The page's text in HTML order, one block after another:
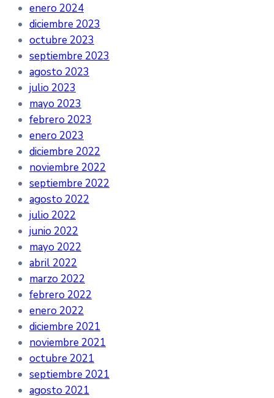
enero 2024
diciembre 2023
octubre 2023
septiembre 2023
agosto 2023
julio 2023
mayo 2023
febrero 2023
enero 2023
diciembre 2022
noviembre 2022
septiembre 2022
agosto 2022
julio 2022
junio 2022
mayo 2022
abril 2022
marzo 2022
febrero 2022
enero 2022
diciembre 2021
noviembre 2021
octubre 2021
septiembre 2021
agosto 2021